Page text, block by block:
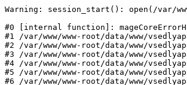
Warning: session_start(): open(/var/
#0 [internal function]:
#1 /var/www/www-root/data/www/
#2 /var/www/www-root/data/www/
#3 /var/www/www-root/data/www/
#4 /var/www/www-root/data/www/
#5 /var/www/www-root/data/www/
#6 /var/www/www-root/data/www/